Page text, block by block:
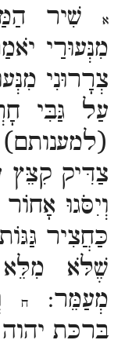
א
שִׁיר
מִנְּעוּרַי
צְרָרוּנִי
עַל גַּבִּי
צַדִּיק קִצֵּץ
וְיִסֹּגוּ
כַּחֲצִיר
שֶׁלֹּא מִלֵּא
מְעַמֵּר:
ח
בִּרְכַּת